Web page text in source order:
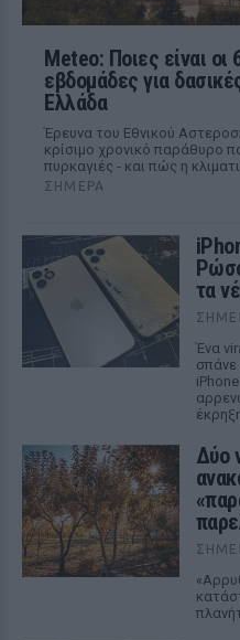
Meteo: Ποιες είναι οι
εβδομάδες για
Ελλάδα
Έρευνα του Εθνικού
κρίσιμο χρονικό παράθυρο
πυρκαγιές - και πώς η
ΣΉΜΕΡΑ
τα
Ένα
σπάνε
Δύο